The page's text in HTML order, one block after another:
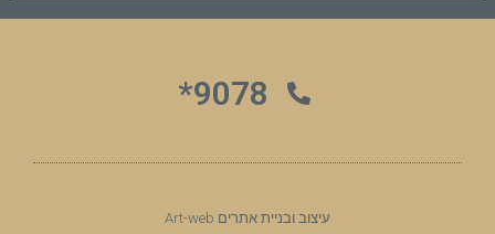
9078*
עיצוב ובניית אתרים Art-web